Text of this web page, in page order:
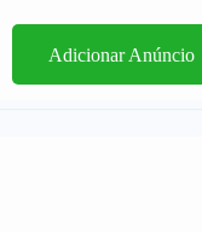
Adicionar Anúncio